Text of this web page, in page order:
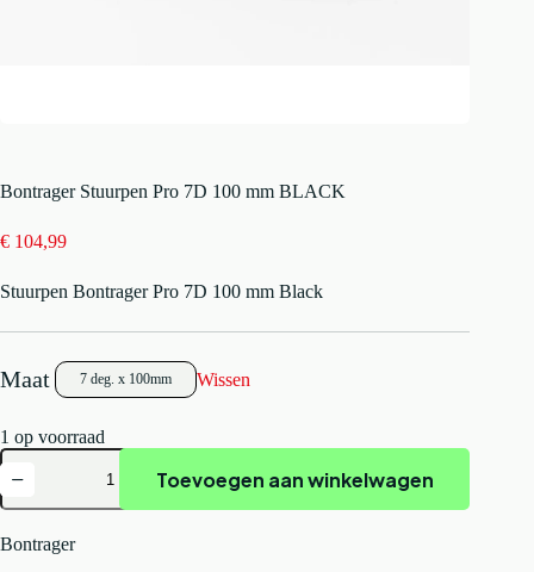
Bontrager Stuurpen Pro 7D 100 mm BLACK
€ 104,99
Stuurpen Bontrager Pro 7D 100 mm Black
7 deg. x 100mm Wissen
1 op voorraad
Bontrager
Stuurpen
Pro
100
Toevoegen aan winkelwagen
Bontrager